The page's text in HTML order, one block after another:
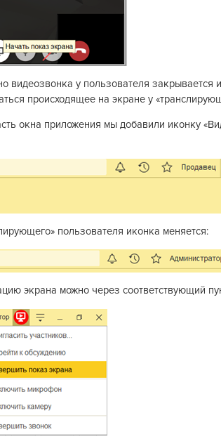
видеозвонка у пользователя закрывается
происходящее на экране у
окна приложения мы добавили иконку
пользователя иконка меняется:
экрана можно через соответствующий